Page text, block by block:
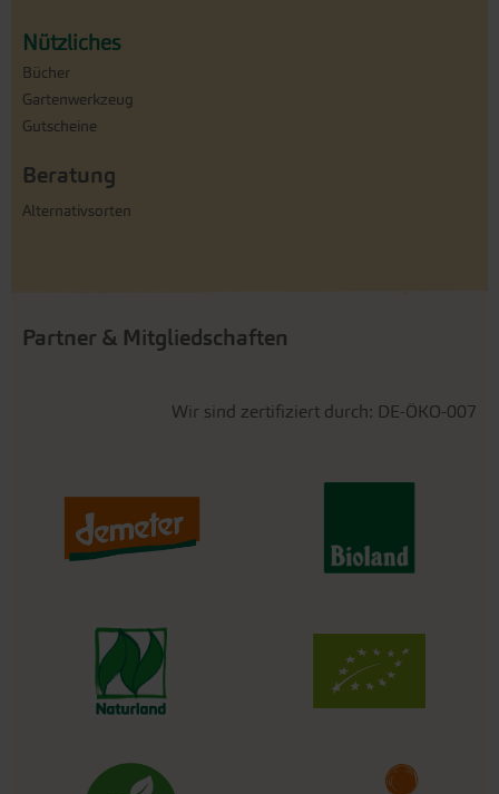
Nützliches
Bücher
Gartenwerkzeug
Gutscheine
Beratung
Alternativsorten
Partner & Mitgliedschaften
Wir sind zertifiziert durch: DE-ÖKO-007